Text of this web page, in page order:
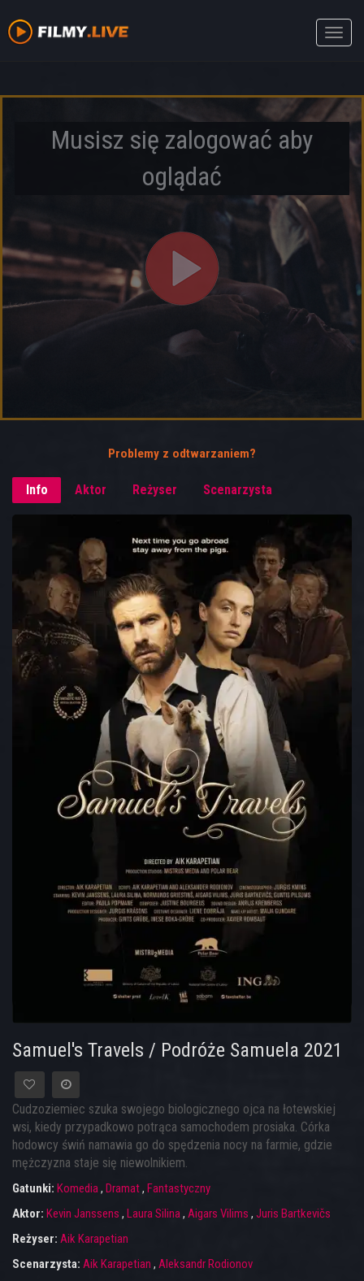
Toggle
Musisz się zalogować aby
oglądać
Problemy z odtwarzaniem?
Info Aktor Reżyser Scenarzysta
Samuel's Travels / Podróże Samuela 2021
Cudzoziemiec szuka swojego biologicznego ojca na łotewskiej
wsi, kiedy przypadkowo potrąca samochodem prosiaka. Córka
hodowcy świń namawia go do spędzenia nocy na farmie, gdzie
mężczyzna staje się niewolnikiem.
Gatunki: Komedia, Dramat, Fantastyczny
Aktor: Kevin Janssens , Laura Silina, Aigars Vilims , Juris Bartkevičs
Reżyser: Aik Karapetian
Scenarzysta: Aik Karapetian , Aleksandr Rodionov